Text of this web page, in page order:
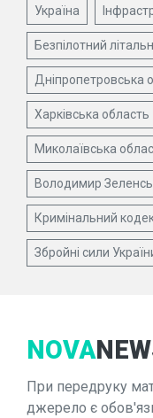
Україна
Безпілотний
Дніпропетровська
Харківська область
Миколаївська
Володимир
Кримінальний
Збройні сили
NOVA
При передруку
джерело є